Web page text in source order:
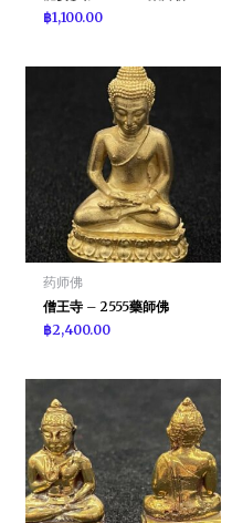
฿1,100.00
药师佛
僧王寺 – 2555藥師佛
฿2,400.00